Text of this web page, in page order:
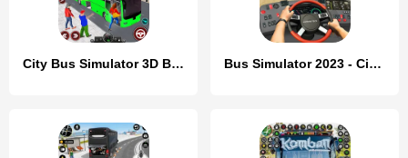
City Bus Simulator 3D Bus Game Bus Simulator 2023 - City Bus